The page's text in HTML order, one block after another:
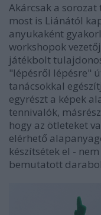
Akárcsak a
most is Liánától
anyukaként
workshopok
játékbolt
"lépésről lépésre"
tanácsokkal
egyrészt a képek
tennivalók,
hogy az ötleteket
elérhető
készítsétek el -
bemutatott